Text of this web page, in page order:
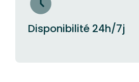
Disponibilité 24h/7j